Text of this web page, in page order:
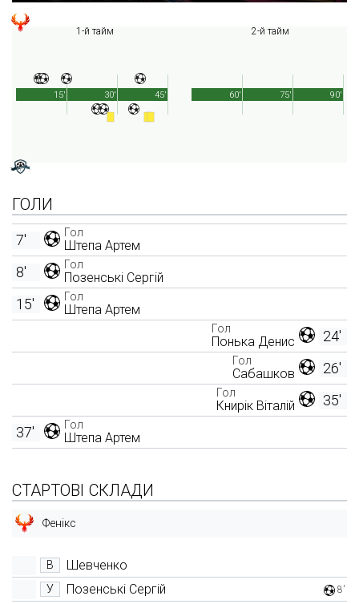
1-й тайм
45'
15' 30'
2-й тайм
90'
60' 75'
ГОЛИ
Гол
Штепа Артем
7'
Гол
Позенські Сергій
8'
Гол
Штепа Артем
15'
24'
Гол
Понька Денис
26'
Гол
Сабашков
35'
Гол
Книрік Віталій
Гол
Штепа Артем
37'
СТАРТОВІ СКЛАДИ
Фенікс
В Шевченко
У Позенські Сергій 8'